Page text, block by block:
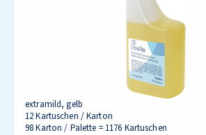
extramild, gelb
12 Kartuschen / Karton
98 Karton / Palette = 1176 Kartuschen